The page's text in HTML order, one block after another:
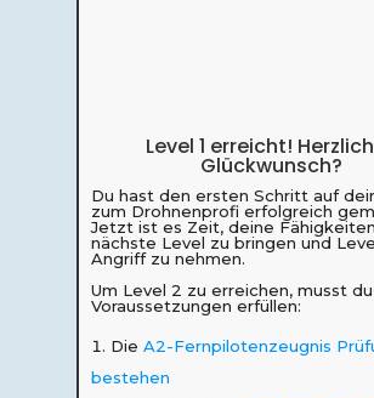
Level 1 erreicht!
Glückwunsch?
Du hast den ersten Schritt auf
zum Drohnenprofi erfolgreich
Jetzt ist es Zeit, deine
nächste Level zu bringen und
Angriff zu nehmen.
Um Level 2 zu erreichen, musst
Voraussetzungen erfüllen:
DieA2-Fernpilotenzeugnis
bestehen